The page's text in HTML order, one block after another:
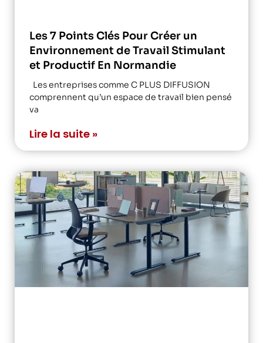
Les 7 Points Clés Pour Créer un
Environnement de Travail Stimulant
et Productif En Normandie
Les entreprises comme C PLUS DIFFUSION
comprennent qu’un espace de travail bien pensé
va
Lire la suite »